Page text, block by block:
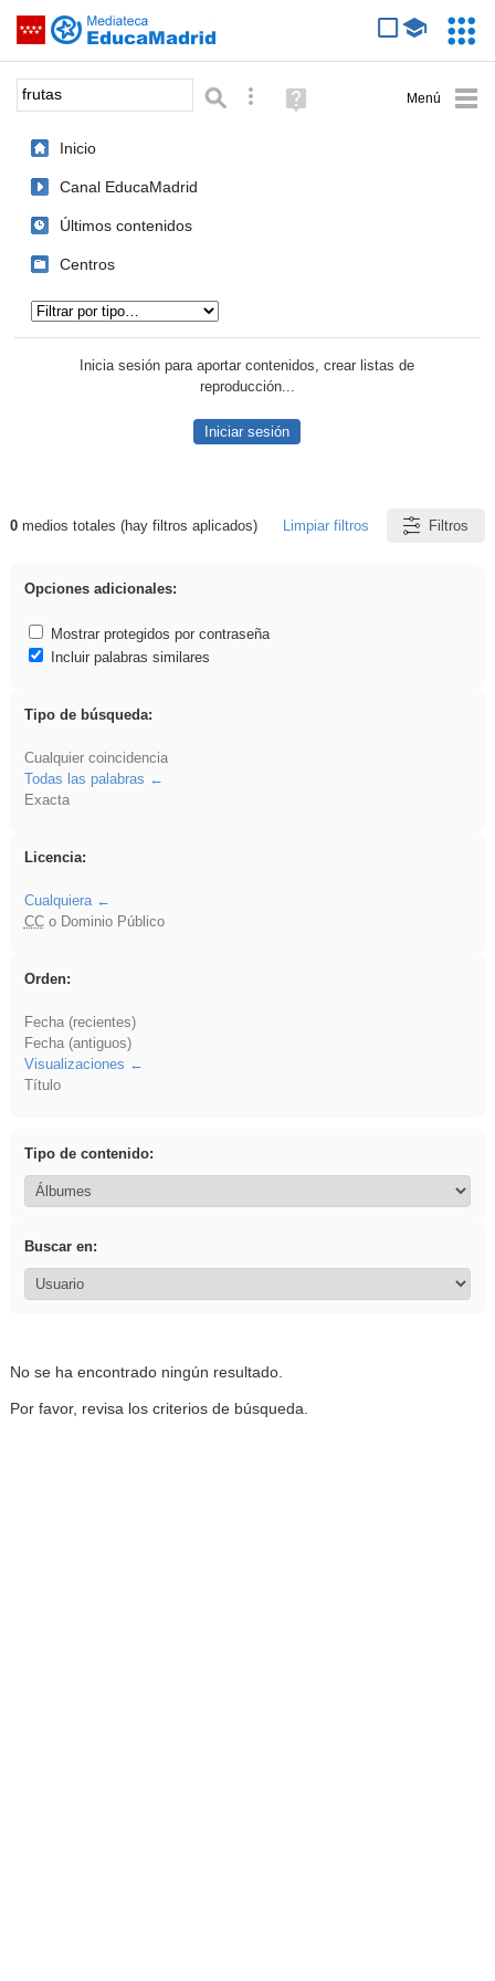
Saltar navegación
Palabra o frase: Búsqueda avanzada
Ayuda
(en
Inicio
Canal EducaMadrid
Últimos contenidos
Centros
Inicia sesión para aportar contenidos, crear listas de
reproducción...
Iniciar sesión
Resultados de: frutas
0medios totales (hay filtros aplicados) Limpiar filtros Filtros
Opciones adicionales:
Mostrar protegidos por contraseña
Incluir palabras similares
Tipo de búsqueda:
Cualquier coincidencia
Todas las palabras
Exacta
Licencia:
Cualquiera
CCo Dominio Público
Orden:
Fecha (recientes)
Fecha (antiguos)
Visualizaciones
Título
Tipo de contenido:
Buscar en:
No se ha encontrado ningún resultado.
Por favor, revisa los criterios de búsqueda.